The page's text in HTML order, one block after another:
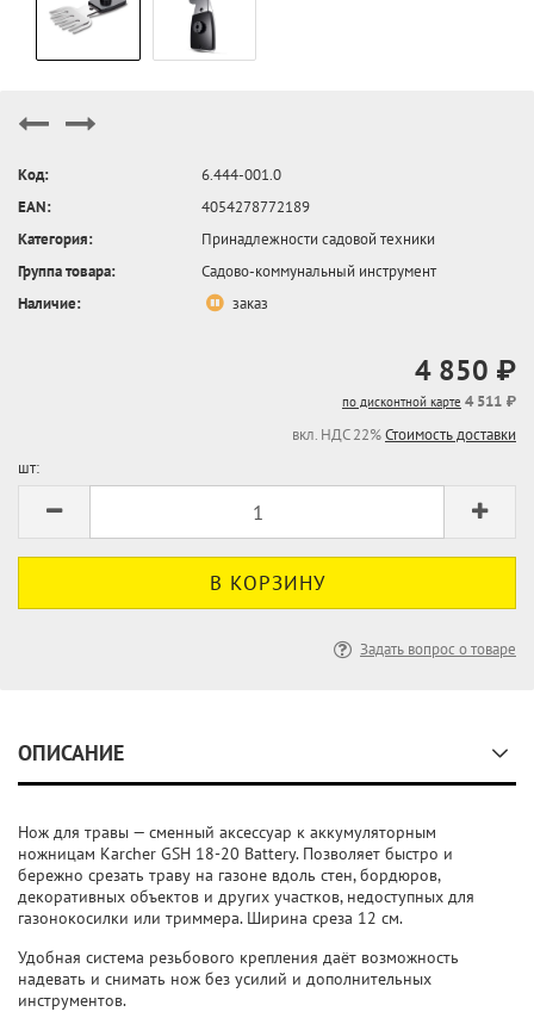
Код:
6.444-001.0
EAN:
4054278772189
Категория:
Принадлежности садовой техники
Группа товара:
Садово-коммунальный инструмент
Наличие:
заказ
4 850 ₽
по дисконтной карте 4 511 ₽
вкл. НДС 22%Стоимость доставки
шт:
Задать вопрос о товаре
ОПИСАНИЕ
Нож для травы — сменный аксессуар к аккумуляторным
ножницам Karcher GSH 18-20 Battery. Позволяет быстро и
бережно срезать траву на газоне вдоль стен, бордюров,
декоративных объектов и других участков, недоступных для
газонокосилки или триммера. Ширина среза 12 см.
Удобная система резьбового крепления даёт возможность
надевать и снимать нож без усилий и дополнительных
инструментов.